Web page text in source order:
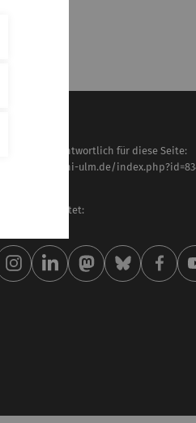
Inhaltlich verantwortlich für diese Seite:
https://www.uni-ulm.de/
Zuletzt bearbeitet: